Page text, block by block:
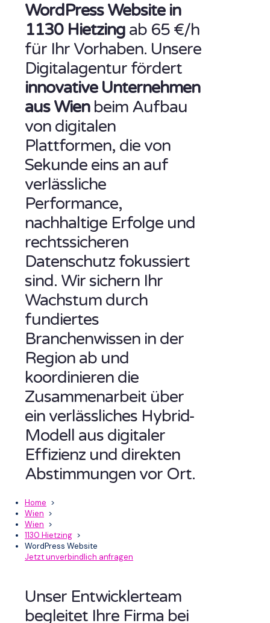
WordPress Website in
1130 Hietzing ab 65 €/h
für Ihr Vorhaben. Unsere
Digitalagentur fördert
innovative Unternehmen
aus Wienbeim Aufbau
von digitalen
Plattformen, die von
Sekunde eins an auf
verlässliche
Performance,
nachhaltige Erfolge und
rechtssicheren
Datenschutz fokussiert
sind. Wir sichern Ihr
Wachstum durch
fundiertes
Branchenwissen in der
Region ab und
koordinieren die
Zusammenarbeit über
ein verlässliches Hybrid-
Modell aus digitaler
Effizienz und direkten
Abstimmungen vor Ort.
Home >
Wien >
Wien >
1130 Hietzing >
WordPress Website
Jetzt unverbindlich anfragen
Unser Entwicklerteam
begleitet Ihre Firma bei